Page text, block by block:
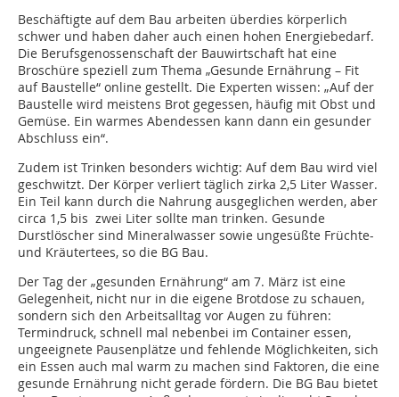
Beschäftigte auf dem Bau arbeiten überdies körperlich
schwer und haben daher auch einen hohen Energiebedarf.
Die Berufsgenossenschaft der Bauwirtschaft hat eine
Broschüre speziell zum Thema „Gesunde Ernährung – Fit
auf Baustelle“ online gestellt. Die Experten wissen: „Auf der
Baustelle wird meistens Brot gegessen, häufig mit Obst und
Gemüse. Ein warmes Abendessen kann dann ein gesunder
Abschluss ein“.
Zudem ist Trinken besonders wichtig: Auf dem Bau wird viel
geschwitzt. Der Körper verliert täglich zirka 2,5 Liter Wasser.
Ein Teil kann durch die Nahrung ausgeglichen werden, aber
circa 1,5 bis zwei Liter sollte man trinken. Gesunde
Durstlöscher sind Mineralwasser sowie ungesüßte Früchte-
und Kräutertees, so die BG Bau.
Der Tag der „gesunden Ernährung“ am 7. März ist eine
Gelegenheit, nicht nur in die eigene Brotdose zu schauen,
sondern sich den Arbeitsalltag vor Augen zu führen:
Termindruck, schnell mal nebenbei im Container essen,
ungeeignete Pausenplätze und fehlende Möglichkeiten, sich
ein Essen auch mal warm zu machen sind Faktoren, die eine
gesunde Ernährung nicht gerade fördern. Die BG Bau bietet